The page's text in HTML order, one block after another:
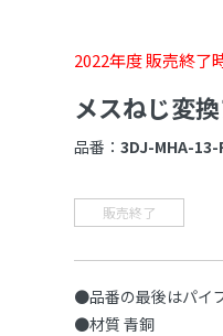
2022年度 販売終了
メスねじ変
品番：3DJ-MHA-13-
販売終了
●品番の最後はパイ
●材質 青銅